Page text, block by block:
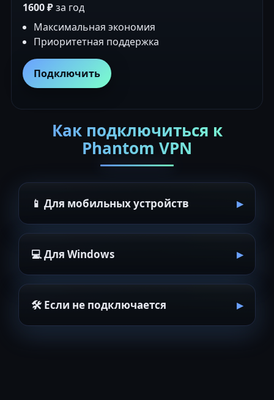
1600 ₽за год
Максимальная экономия
Приоритетная поддержка
Подключить
Как подключиться к
Phantom VPN
📱 Для мобильных устройств
💻 Для Windows
🛠 Если не подключается